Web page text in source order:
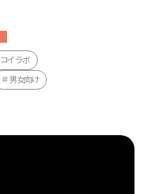
コイラボ
男女向け